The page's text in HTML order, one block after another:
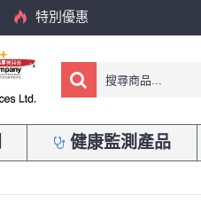
特別優惠
健康監測產品